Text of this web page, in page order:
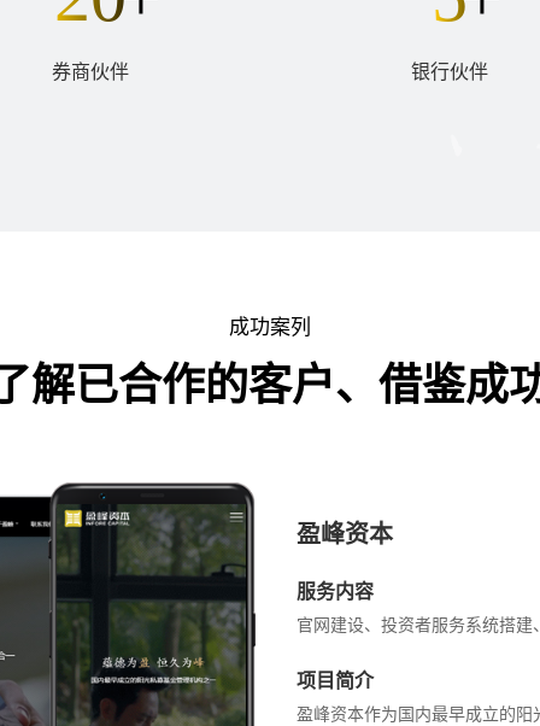
券商伙伴 银行伙伴
成功案列
解已合作的客户、借鉴成
盈峰资本
服务内容
官网建设、投资者服务系统搭
项目简介
盈峰资本作为国内最早成立的